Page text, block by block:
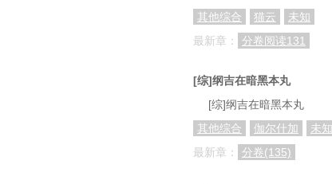
其他综合
猫云
未知
最新章：
分卷阅读131
[综]纲吉在暗黑本丸
[综]纲吉在暗黑本丸
其他综合
伽尔什加
未知
最新章：
分卷(135)